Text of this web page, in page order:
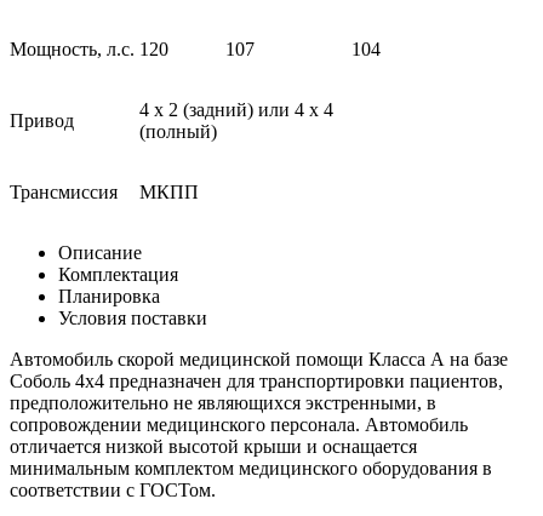
Мощность, л.с. 120 107 104
Привод
4 x 2 (задний) или 4 x 4
(полный)
Трансмиссия МКПП
Описание
Комплектация
Планировка
Условия поставки
Автомобиль скорой медицинской помощи Класса А на базе
Соболь 4x4 предназначен для транспортировки пациентов,
предположительно не являющихся экстренными, в
сопровождении медицинского персонала. Автомобиль
отличается низкой высотой крыши и оснащается
минимальным комплектом медицинского оборудования в
соответствии с ГОСТом.